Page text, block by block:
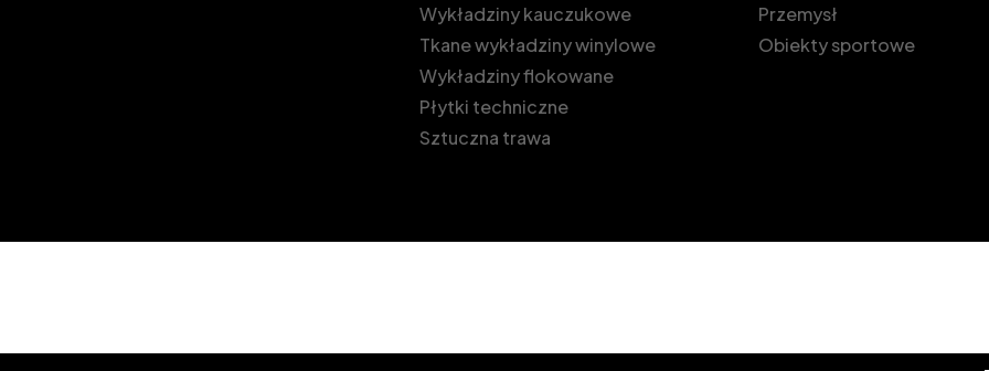
Wykładziny kauczukowe
Tkane wykładziny winylowe
Wykładziny flokowane
Płytki techniczne
Sztuczna trawa
Przemysł
Obiekty sportowe